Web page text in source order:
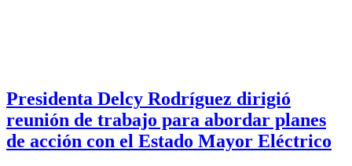
Presidenta Delcy Rodríguez dirigió
reunión de trabajo para abordar planes
de acción con el Estado Mayor Eléctrico